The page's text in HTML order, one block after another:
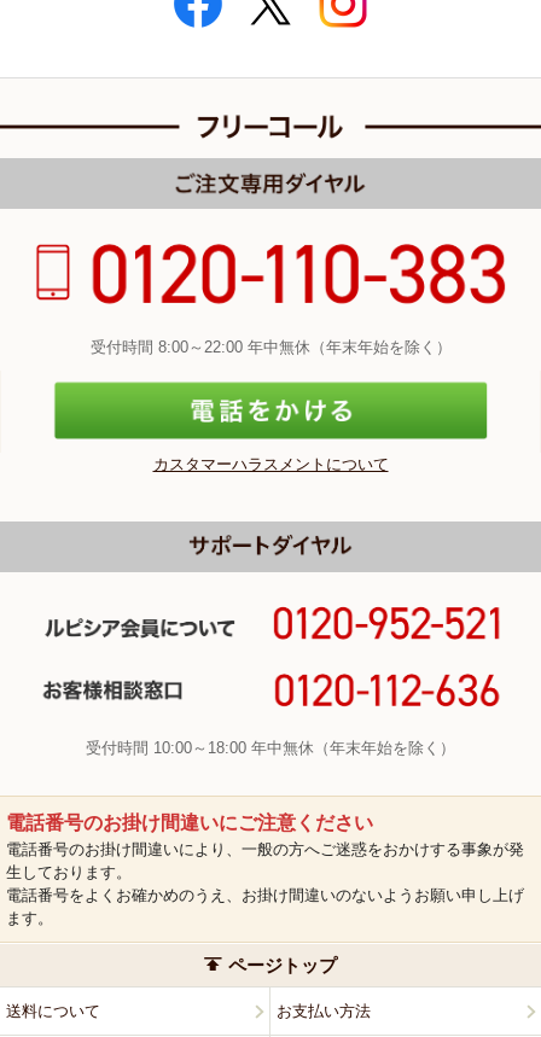
受付時間 8:00～22:00 年中無休（年末年始を除く）
カスタマーハラスメントについて
受付時間 10:00～18:00 年中無休（年末年始を除く）
電話番号のお掛け間違いにご注意ください
電話番号のお掛け間違いにより、一般の方へご迷惑をおかけする事象が発
生しております。
電話番号をよくお確かめのうえ、お掛け間違いのないようお願い申し上げ
ます。
ページトップ
送料について お支払い方法